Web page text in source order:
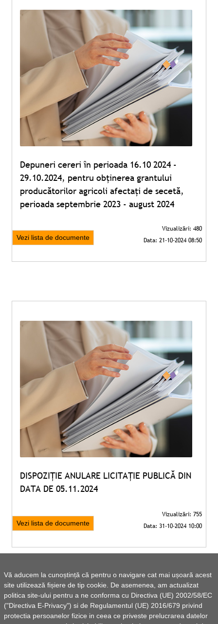
Vă aducem la cunoștință că pentru o navigare cat mai ușoară acest
site utilizează fișiere de tip cookie. De asemenea, am actualizat
politica site-ului pentru a ne conforma cu Directiva (UE) 2002/58/EC
("Directiva E-Privacy") si de Regulamentul (UE) 2016/679 privind
protectia persoanelor fizice in ceea ce priveste prelucrarea datelor
Depuneri cereri în perioada 16.10 2024 -
29.10.2024, pentru obținerea grantului
producătorilor agricoli afectați de secetă,
perioada septembrie 2023 - august 2024
Vezi lista de documente
DISPOZIȚIE ANULARE LICITAȚIE PUBLICĂ DIN
DATA DE 05.11.2024
Vezi lista de documente
Comuna Vlădeni